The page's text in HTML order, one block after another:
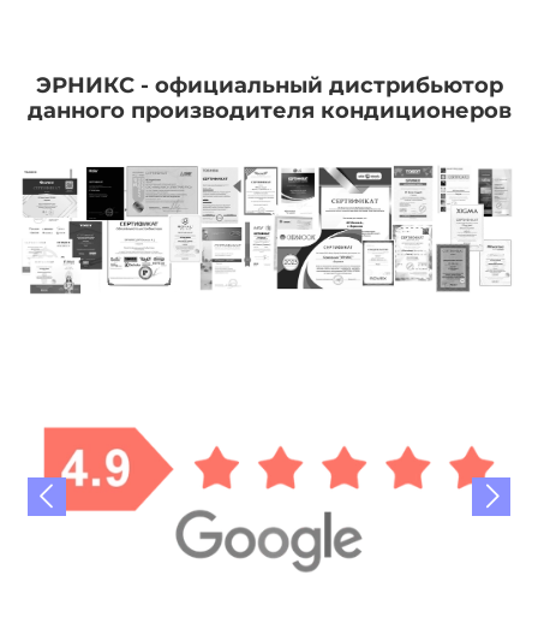
ЭРНИКС - официальный дистрибьютор
данного производителя кондиционеров